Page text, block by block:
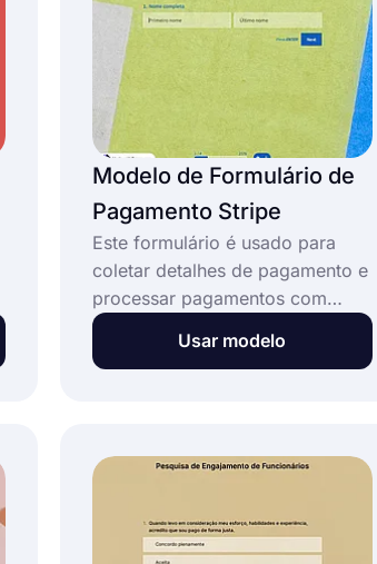
Modelo de Formulário de
Pagamento Stripe
Este formulário é usado para
coletar detalhes de pagamento e
processar pagamentos com
cartão de crédito. Com um
formulário de pagamento Stripe
crédito ou débito em uma página
Este modelo gratuito de
formulário de pagamento Stripe:
Usar modelo